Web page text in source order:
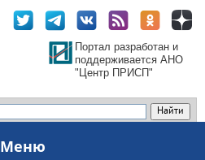
Портал разработан и
поддерживается АНО
"Центр ПРИСП"
Меню